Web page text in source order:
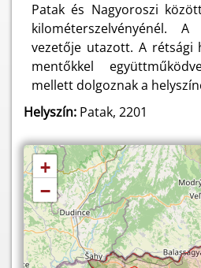
Patak és Nagyoroszi
kilométerszelvényénél.
vezetője utazott. A rétsági
mentőkkel
mellett dolgoznak a
Helyszín: Patak, 2201
+
−